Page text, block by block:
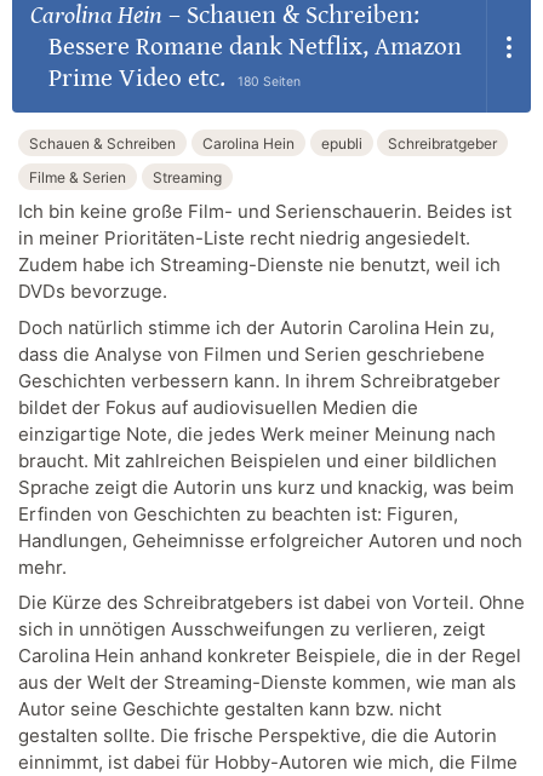
Carolina Hein – Schauen & Schreiben:
Bessere Romane dank Netflix, Amazon
Prime Video etc.
180 Seiten
Schauen & Schreiben Carolina Hein epubli
Schreibratgeber
Filme & Serien
Streaming
Ich bin keine große Film- und Serienschauerin. Beides ist
in meiner Prioritäten-Liste recht niedrig angesiedelt.
Zudem habe ich Streaming-Dienste nie benutzt, weil ich
DVDs bevorzuge.
Doch natürlich stimme ich der Autorin Carolina Hein zu,
dass die Analyse von Filmen und Serien geschriebene
Geschichten verbessern kann. In ihrem Schreibratgeber
bildet der Fokus auf audiovisuellen Medien die
einzigartige Note, die jedes Werk meiner Meinung nach
braucht. Mit zahlreichen Beispielen und einer bildlichen
Sprache zeigt die Autorin uns kurz und knackig, was beim
Erfinden von Geschichten zu beachten ist: Figuren,
Handlungen, Geheimnisse erfolgreicher Autoren und noch
mehr.
Die Kürze des Schreibratgebers ist dabei von Vorteil. Ohne
sich in unnötigen Ausschweifungen zu verlieren, zeigt
Carolina Hein anhand konkreter Beispiele, die in der Regel
aus der Welt der Streaming-Dienste kommen, wie man als
Autor seine Geschichte gestalten kann bzw. nicht
gestalten sollte. Die frische Perspektive, die die Autorin
einnimmt, ist dabei für Hobby-Autoren wie mich, die Filme